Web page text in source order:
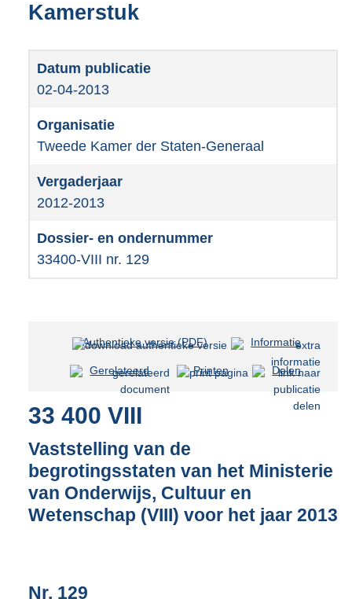
Kamerstuk
02-04-2013
Tweede Kamer der Staten-Generaal
2012-2013
33400-VIII nr. 129
Authentieke versie (PDF)b
s
g
r
o
Informatie
Gerelateerd Printen Delen
33 400 VIII
Vaststelling van de
begrotingsstaten van het Ministerie
van Onderwijs, Cultuur en
Wetenschap (VIII) voor het jaar 2013
Nr. 129